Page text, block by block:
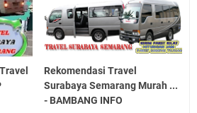
Rekomendasi Travel
Surabaya Semarang Murah ...
- BAMBANG INFO